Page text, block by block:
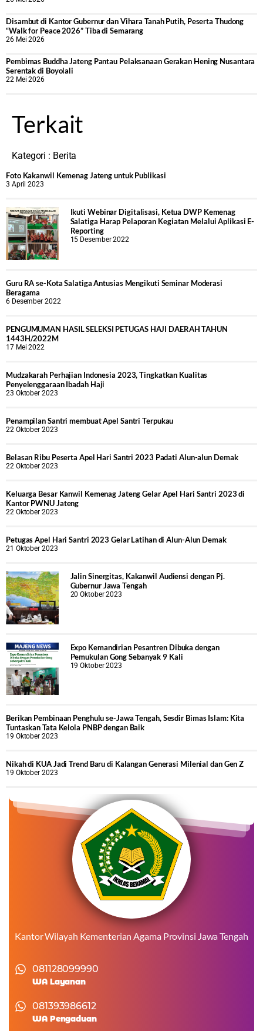
Disambut di Kantor Gubernur dan Vihara Tanah Putih, Peserta Thudong
“Walk for Peace 2026” Tiba di Semarang
26 Mei 2026
‎Pembimas Buddha Jateng Pantau Pelaksanaan Gerakan Hening Nusantara
Serentak di Boyolali
22 Mei 2026
Terkait
Kategori : Berita
Foto Kakanwil Kemenag Jateng untuk Publikasi
3 April 2023
Ikuti Webinar Digitalisasi, Ketua DWP Kemenag
Salatiga Harap Pelaporan Kegiatan Melalui Aplikasi E-
Reporting
15 Desember 2022
Guru RA se-Kota Salatiga Antusias Mengikuti Seminar Moderasi
Beragama
6 Desember 2022
PENGUMUMAN HASIL SELEKSI PETUGAS HAJI DAERAH TAHUN
1443H/2022M
17 Mei 2022
Mudzakarah Perhajian Indonesia 2023, Tingkatkan Kualitas
Penyelenggaraan Ibadah Haji
23 Oktober 2023
Penampilan Santri membuat Apel Santri Terpukau
22 Oktober 2023
Belasan Ribu Peserta Apel Hari Santri 2023 Padati Alun-alun Demak
22 Oktober 2023
Keluarga Besar Kanwil Kemenag Jateng Gelar Apel Hari Santri 2023 di
Kantor PWNU Jateng
22 Oktober 2023
Petugas Apel Hari Santri 2023 Gelar Latihan di Alun-Alun Demak
21 Oktober 2023
Jalin Sinergitas, Kakanwil Audiensi dengan Pj.
Gubernur Jawa Tengah
20 Oktober 2023
Expo Kemandirian Pesantren Dibuka dengan
Pemukulan Gong Sebanyak 9 Kali
19 Oktober 2023
Berikan Pembinaan Penghulu se-Jawa Tengah, Sesdir Bimas Islam: Kita
Tuntaskan Tata Kelola PNBP dengan Baik
19 Oktober 2023
Nikah di KUA Jadi Trend Baru di Kalangan Generasi Milenial dan Gen Z
19 Oktober 2023
Kantor Wilayah Kementerian Agama Provinsi Jawa Tengah
081128099990
WA Layanan
081393986612
WA Pengaduan